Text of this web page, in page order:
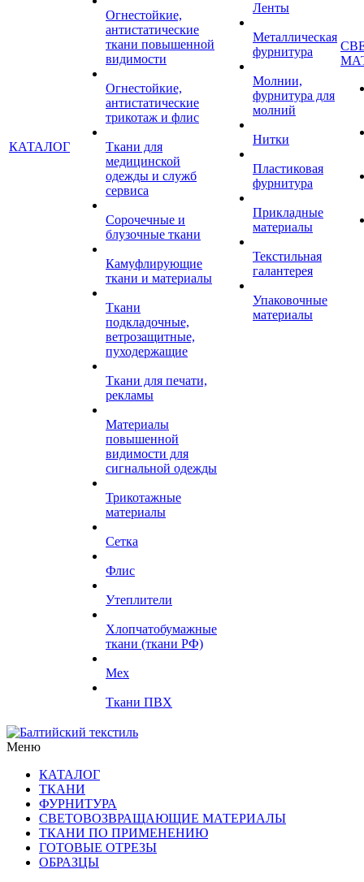
КАТАЛОГ
Огнестойкие,
антистатические
ткани повышенной
видимости
Огнестойкие,
антистатические
трикотаж и флис
Ткани для
медицинской
одежды и служб
сервиса
Сорочечные и
блузочные ткани
Камуфлирующие
ткани и материалы
Ткани
подкладочные,
ветрозащитные,
пуходержащие
Ткани для печати,
рекламы
Материалы
повышенной
видимости для
сигнальной одежды
Трикотажные
материалы
Сетка
Флис
Утеплители
Хлопчатобумажные
ткани (ткани РФ)
Мех
Ткани ПВХ
Ленты
Металлическая
фурнитура
Молнии,
фурнитура для
молний
Нитки
Пластиковая
фурнитура
Прикладные
материалы
Текстильная
галантерея
Упаковочные
материалы
Меню
КАТАЛОГ
ТКАНИ
ФУРНИТУРА
СВЕТОВОЗВРАЩАЮЩИЕ МАТЕРИАЛЫ
ТКАНИ ПО ПРИМЕНЕНИЮ
ГОТОВЫЕ ОТРЕЗЫ
ОБРАЗЦЫ